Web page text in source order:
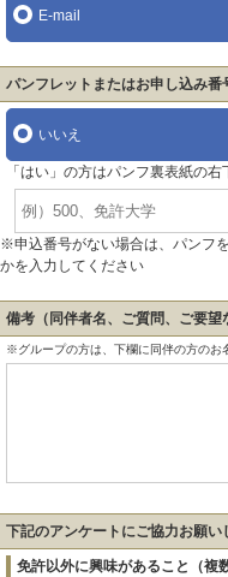
E-mail
パンフレットまたはお申し込み番
いいえ
「はい」の方はパンフ裏表紙の
※申込番号がない場合は、パンフ
かを入力してください
備考（同伴者名、ご質問、ご要望
※グループの方は、下欄に同伴の方のお
下記のアンケートにご協力お願い
免許以外に興味があること（複